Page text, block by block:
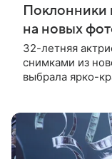
Поклонники
на новых
32-летняя
снимками из
выбрала ярко-